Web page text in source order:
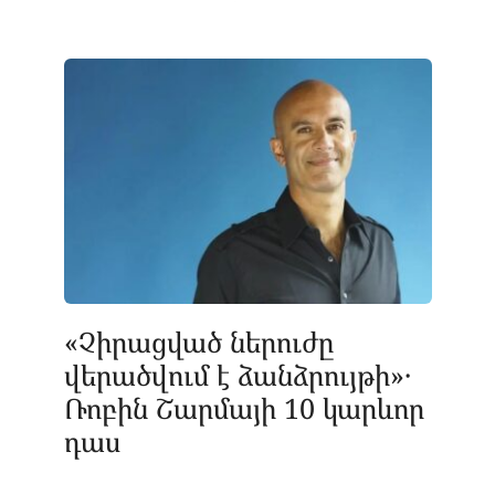
«Չիրացված ներուժը
վերածվում է ձանձրույթի»․
Ռոբին Շարմայի 10 կարևոր
դաս